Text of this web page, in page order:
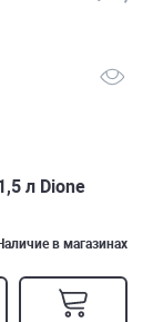
л Dione
в магазинах